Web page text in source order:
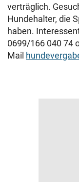
verträglich.
Hundehalter, die
haben.
0699/166 040 74
Mail